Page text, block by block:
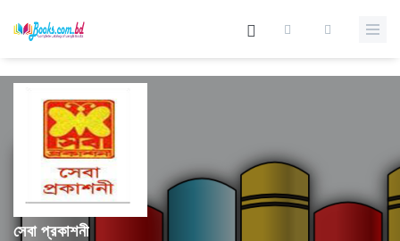
সেবা প্রকাশনী